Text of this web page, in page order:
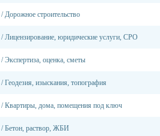
/Дорожное строительство
/Лицензирование, юридические услуги, СРО
/Экспертиза, оценка, сметы
/Геодезия, изыскания, топография
/Квартиры, дома, помещения под ключ
/Бетон, раствор, ЖБИ